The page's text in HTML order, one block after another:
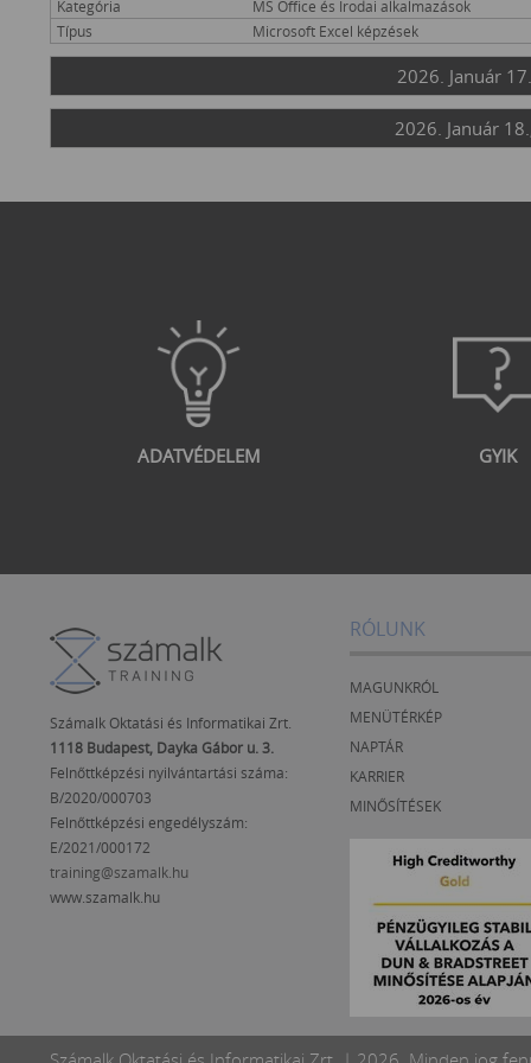
Kategória
MS Office és Irodai alkalmazások
Típus
Microsoft Excel képzések
2026. Január
2026. Január
ADATVÉDELEM GYIK
Számalk Oktatási és Informatikai Zrt.
1118 Budapest, Dayka Gábor u. 3.
Felnőttképzési nyilvántartási száma:
B/2020/000703
Felnőttképzési engedélyszám:
E/2021/000172
training@szamalk.hu
www.szamalk.hu
RÓLUNK
MAGUNKRÓL
MENÜTÉRKÉP
NAPTÁR
KARRIER
MINŐSÍTÉSEK